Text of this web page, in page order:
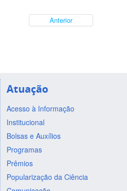
Anterior
Atuação
Acesso à Informação
Institucional
Bolsas e Auxílios
Programas
Prêmios
Popularização da Ciência